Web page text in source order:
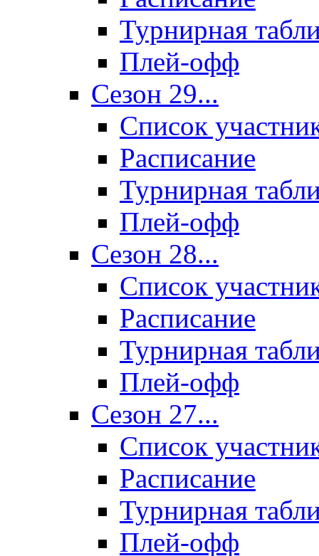
Турнирная
Плей-офф
Сезон 29...
Список
Расписание
Турнирная
Плей-офф
Сезон 28...
Список
Расписание
Турнирная
Плей-офф
Сезон 27...
Список
Расписание
Турнирная
Плей-офф